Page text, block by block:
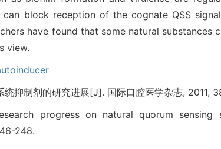
block reception of the cognate QSS
have found that some natural substances
view.
统抑制剂的研究进展[J]. 国际口腔医学杂志, 2011,
progress on natural quorum sensing
248.